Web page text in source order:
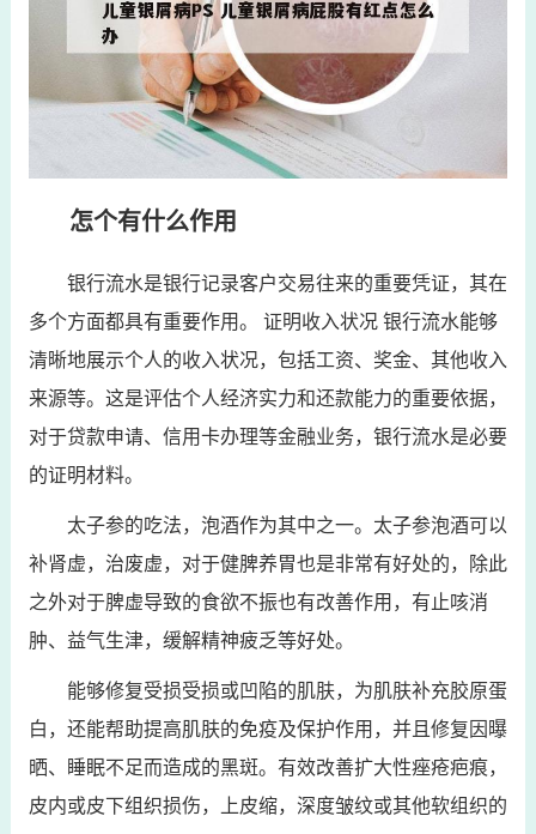
怎个有什么作用
银行流水是银行记录客户交易往来的重要凭证，其在
多个方面都具有重要作用。 证明收入状况 银行流水能够
清晰地展示个人的收入状况，包括工资、奖金、其他收入
来源等。这是评估个人经济实力和还款能力的重要依据，
对于贷款申请、信用卡办理等金融业务，银行流水是必要
的证明材料。
太子参的吃法，泡酒作为其中之一。太子参泡酒可以
补肾虚，治废虚，对于健脾养胃也是非常有好处的，除此
之外对于脾虚导致的食欲不振也有改善作用，有止咳消
肿、益气生津，缓解精神疲乏等好处。
能够修复受损受损或凹陷的肌肤，为肌肤补充胶原蛋
白，还能帮助提高肌肤的免疫及保护作用，并且修复因曝
晒、睡眠不足而造成的黑斑。有效改善扩大性痤疮疤痕，
皮内或皮下组织损伤，上皮缩，深度皱纹或其他软组织的